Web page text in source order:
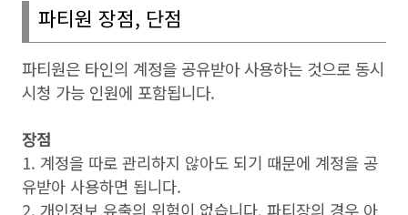
파티원 장점, 단점
파티원은 타인의 계정을 공유받아 사용하는 것으로 동시
시청 가능 인원에 포함됩니다.
장점
1. 계정을 따로 관리하지 않아도 되기 때문에 계정을 공
유받아 사용하면 됩니다.
2. 개인정보 유출의 위험이 없습니다. 파티장의 경우 아